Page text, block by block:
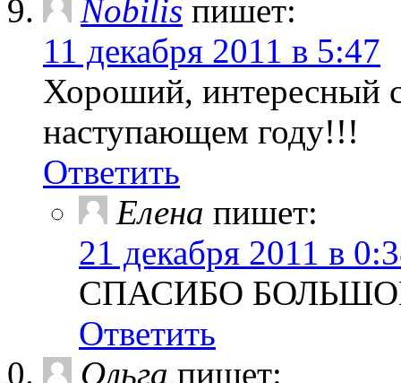
Nobilis пишет:
11 декабря 2011 в 5:47
Хороший, интересный
наступающем году!!!
Ответить
Елена пишет:
21 декабря 2011 в
СПАСИБО
Ответить
Ольга пишет: